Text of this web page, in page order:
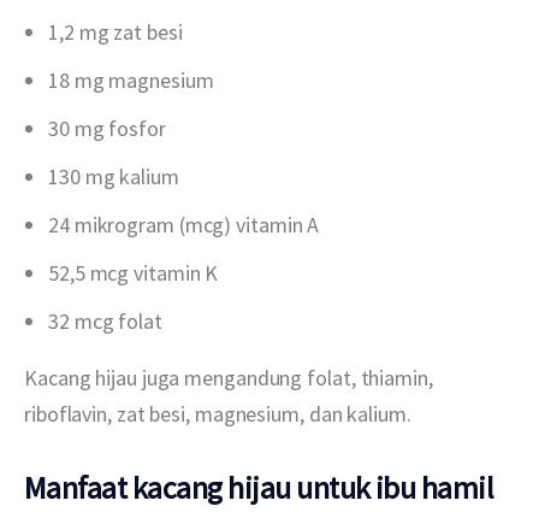
1,2 mg zat besi
18 mg magnesium
30 mg fosfor
130 mg kalium
24 mikrogram (mcg) vitamin A
52,5 mcg vitamin K
32 mcg folat
Kacang hijau juga mengandung folat, thiamin,
riboflavin, zat besi, magnesium, dan kalium.
Manfaat kacang hijau untuk ibu hamil